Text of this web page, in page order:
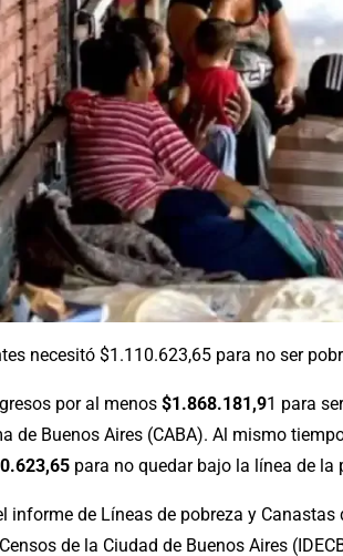
necesitó $1.110.623,65 para no ser
por al menos $1.868.181,91 para
de Buenos Aires (CABA). Al mismo
para no quedar bajo la línea de la
informe de Líneas de pobreza y
de la Ciudad de Buenos Aires